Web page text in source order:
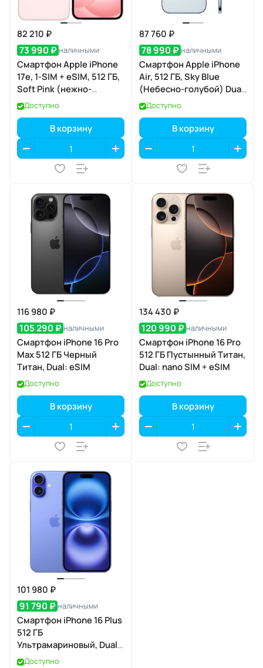
82 210 ₽
73 990 ₽ наличными
Смартфон Apple iPhone
17e, 1-SIM + eSIM, 512 ГБ,
Soft Pink (нежно-
розовый)
Доступно
В корзину
87 760 ₽
78 990 ₽ наличными
Смартфон Apple iPhone
Air, 512 ГБ, Sky Blue
(Небесно-голубой) Dual
eSIM
Доступно
В корзину
116 980 ₽
105 290 ₽ наличными
Смартфон iPhone 16 Pro
Max 512 ГБ Черный
Титан, Dual: eSIM
Доступно
В корзину
134 430 ₽
120 990 ₽ наличными
Смартфон iPhone 16 Pro
512 ГБ Пустынный Титан,
Dual: nano SIM + eSIM
Доступно
В корзину
101 980 ₽
91 790 ₽ наличными
Смартфон iPhone 16 Plus
512 ГБ
Ультрамариновый, Dual:
nano SIM + eSIM
Доступно